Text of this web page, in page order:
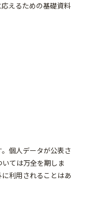
えるための基礎資料
個人データが公表さ
ては万全を期しま
利用されることはあ